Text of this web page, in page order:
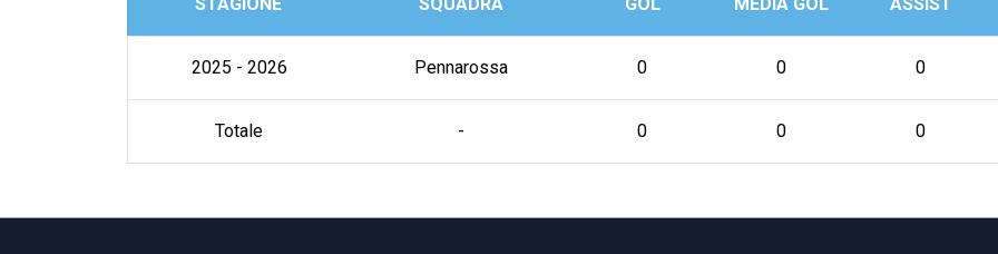
2025 - 2026 Pennarossa 0 0 0
Totale - 0 0 0